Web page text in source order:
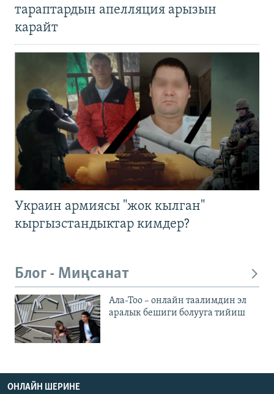
тараптардын апелляция арызын
карайт
Украин армиясы "жок кылган"
кыргызстандыктар кимдер?
Блог - Миңсанат
Ала-Тоо – онлайн таалимдин эл
аралык бешиги болууга тийиш
ОНЛАЙН ШЕРИНЕ